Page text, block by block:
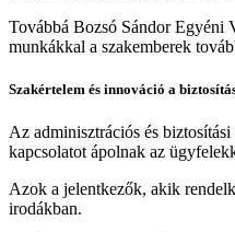
Továbbá Bozsó Sándor Egyéni
munkákkal a szakemberek
Szakértelem és innováció a
Az adminisztrációs és
kapcsolatot ápolnak az
Azok a jelentkezők, akik
irodákban.